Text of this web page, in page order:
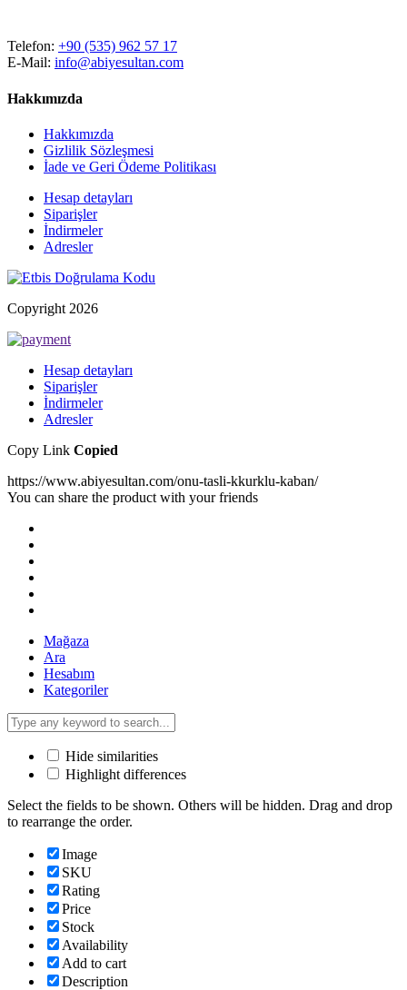
Telefon: +90 (535) 962 57 17
E-Mail: info@abiyesultan.com
Hakkımızda
Hakkımızda
Gizlilik Sözleşmesi
İade ve Geri Ödeme Politikası
Hesap detayları
Siparişler
İndirmeler
Adresler
Copyright 2026
Hesap detayları
Siparişler
İndirmeler
Adresler
Copy Link Copied
https://www.abiyesultan.com/onu-tasli-kkurklu-kaban/
You can share the product with your friends
Mağaza
Ara
Hesabım
Kategoriler
Hide similarities
Highlight differences
Select the fields to be shown. Others will be hidden. Drag and drop
to rearrange the order.
Image
SKU
Rating
Price
Stock
Availability
Add to cart
Description